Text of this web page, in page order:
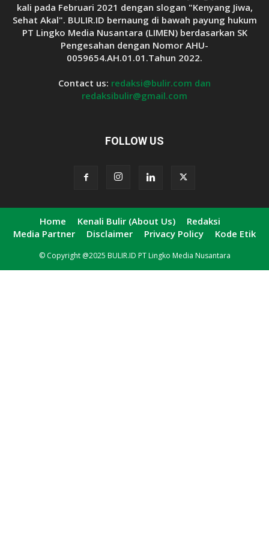
kali pada Februari 2021 dengan slogan "Kenyang Jiwa,
Sehat Akal". BULIR.ID bernaung di bawah payung hukum
PT Lingko Media Nusantara (LIMEN) berdasarkan SK
Pengesahan dengan Nomor AHU-
0059654.AH.01.01.Tahun 2022.
Contact us: redaksi@bulir.com dan
redaksibulir@gmail.com
FOLLOW US
Home Kenali Bulir (About Us)
Redaksi
Media Partner
Disclaimer Privacy Policy Kode Etik
© Copyright @2025 BULIR.ID PT Lingko Media Nusantara